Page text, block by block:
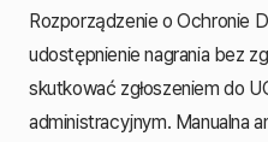
Rozporządzenie o Ochronie
udostępnienie nagrania bez
skutkować zgłoszeniem do
administracyjnym. Manualna